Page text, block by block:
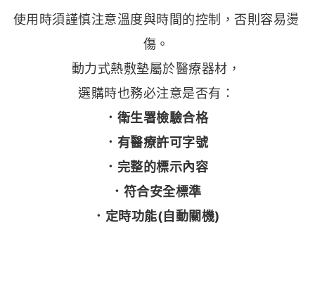
使用時須謹慎注意溫度與時間的控制，否則容易燙
傷。
動力式熱敷墊屬於醫療器材，
選購時也務必注意是否有：
．衛生署檢驗合格
．有醫療許可字號
．完整的標示內容
．符合安全標準
．定時功能(自動關機)